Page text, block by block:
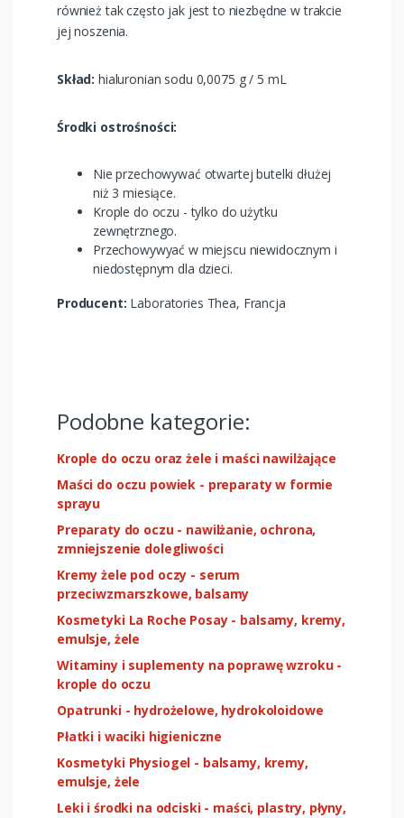
również tak często jak jest to niezbędne w trakcie
jej noszenia.
Skład: hialuronian sodu 0,0075 g / 5 mL
Środki ostrośności:
Nie przechowywać otwartej butelki dłużej
niż 3 miesiące.
Krople do oczu - tylko do użytku
zewnętrznego.
Przechowywyać w miejscu niewidocznym i
niedostępnym dla dzieci.
Producent: Laboratories Thea, Francja
Podobne kategorie:
Krople do oczu oraz żele i maści nawilżające
Maści do oczu powiek - preparaty w formie
sprayu
Preparaty do oczu - nawilżanie, ochrona,
zmniejszenie dolegliwości
Kremy żele pod oczy - serum
przeciwzmarszkowe, balsamy
Kosmetyki La Roche Posay - balsamy, kremy,
emulsje, żele
Witaminy i suplementy na poprawę wzroku -
krople do oczu
Opatrunki - hydrożelowe, hydrokoloidowe
Płatki i waciki higieniczne
Kosmetyki Physiogel - balsamy, kremy,
emulsje, żele
Leki i środki na odciski - maści, plastry, płyny,